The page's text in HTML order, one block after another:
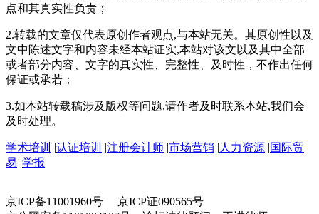
点和其真实性负责；
2.转载的文章仅代表原创作者观点,与本站无关。其原创性以及
文中陈述文字和内容未经本站证实,本站对该文以及其中全部
或者部分内容、文字的真实性、完整性、及时性，不作出任何
保证或承若；
3.如本站转载稿涉及版权等问题,请作者及时联系本站,我们会
及时处理。
学术培训 |认证培训 |注册会计师 |市场营销 | 人力资源 |国际贸
易 |学报
京ICP备11001960号 京ICP证090565号